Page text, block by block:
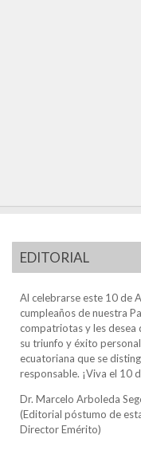
EDITORIAL
Al celebrarse este 10 de
cumpleaños de nuestra
compatriotas y les desea
su triunfo y éxito
ecuatoriana que se
responsable. ¡Viva el 10
Dr. Marcelo Arboleda
(Editorial póstumo de
Director Emérito)